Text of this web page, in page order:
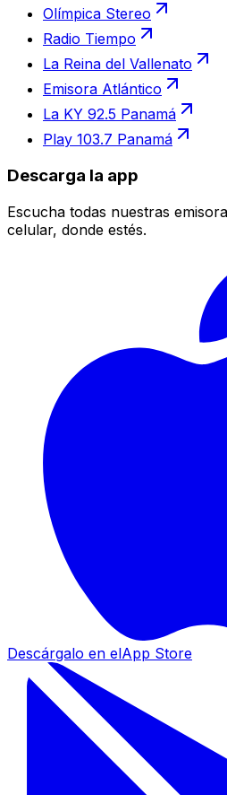
Olímpica Stereo
Radio Tiempo
La Reina del Vallenato
Emisora Atlántico
La KY 92.5 Panamá
Play 103.7 Panamá
Descarga la app
Escucha todas nuestras
celular, donde estés.
Descárgalo en elApp Store